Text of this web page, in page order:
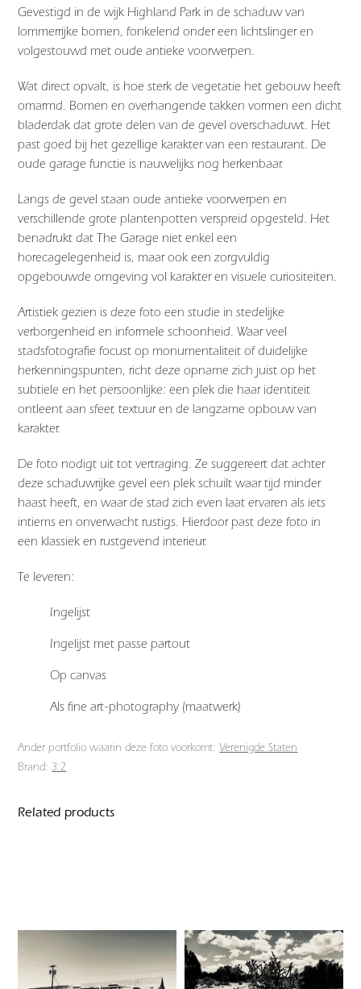
Gevestigd in de wijk Highland Park in de schaduw van
lommerrijke bomen, fonkelend onder een lichtslinger en
volgestouwd met oude antieke voorwerpen.
Wat direct opvalt, is hoe sterk de vegetatie het gebouw heeft
omarmd. Bomen en overhangende takken vormen een dicht
bladerdak dat grote delen van de gevel overschaduwt. Het
past goed bij het gezellige karakter van een restaurant. De
oude garage functie is nauwelijks nog herkenbaar.
Langs de gevel staan oude antieke voorwerpen en
verschillende grote plantenpotten verspreid opgesteld. Het
benadrukt dat The Garage niet enkel een
horecagelegenheid is, maar ook een zorgvuldig
opgebouwde omgeving vol karakter en visuele curiositeiten.
Artistiek gezien is deze foto een studie in stedelijke
verborgenheid en informele schoonheid. Waar veel
stadsfotografie focust op monumentaliteit of duidelijke
herkenningspunten, richt deze opname zich juist op het
subtiele en het persoonlijke: een plek die haar identiteit
ontleent aan sfeer, textuur en de langzame opbouw van
karakter.
De foto nodigt uit tot vertraging. Ze suggereert dat achter
deze schaduwrijke gevel een plek schuilt waar tijd minder
haast heeft, en waar de stad zich even laat ervaren als iets
intiems en onverwacht rustigs. Hierdoor past deze foto in
een klassiek en rustgevend interieur.
Te leveren:
Ingelijst
Ingelijst met passe partout
Op canvas
Als fine art-photography (maatwerk)
Ander portfolio waarin deze foto voorkomt:Verenigde Staten
Brand:3:2
Related products